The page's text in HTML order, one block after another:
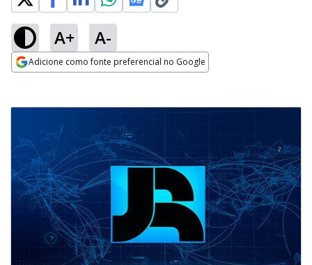
A+ A-
Adicione como fonte preferencial no Google